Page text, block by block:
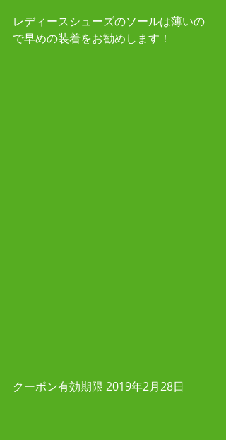
レディースシューズのソールは薄いの
で早めの装着をお勧めします！
クーポン有効期限 2019年2月28日